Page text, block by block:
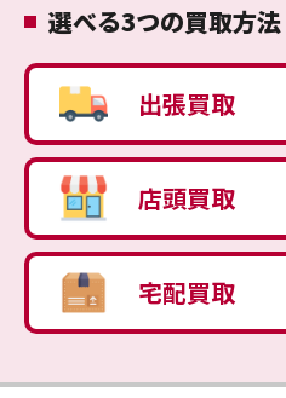
選べる3つの買取方法
出張買取
店頭買取
宅配買取